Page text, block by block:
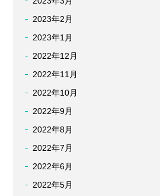
2023年2月
2023年1月
2022年12月
2022年11月
2022年10月
2022年9月
2022年8月
2022年7月
2022年6月
2022年5月